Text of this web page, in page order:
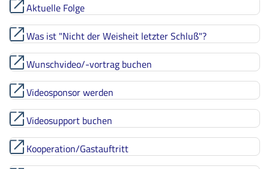
Aktuelle Folge
Was ist "Nicht der Weisheit letzter Schluß"?
Wunschvideo/-vortrag buchen
Videosponsor werden
Videosupport buchen
Kooperation/Gastauftritt